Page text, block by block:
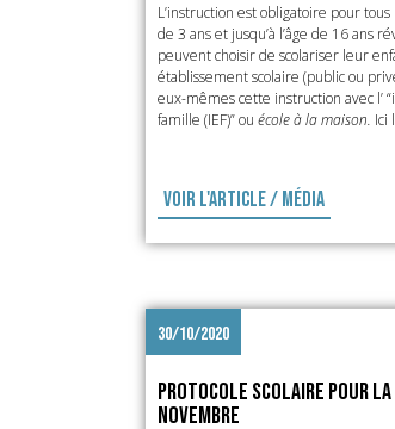
L’instruction est obligatoire pour
de 3 ans et jusqu’à l’âge de 16 ans
peuvent choisir de scolariser leur
établissement scolaire (public ou
eux-mêmes cette instruction avec l’
famille (IEF)” ou école à la maison. Ici
Voir l'article / média
30/10/2020
Protocole scolaire pour la
novembre